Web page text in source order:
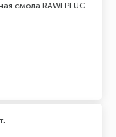
смола RAWLPLUG